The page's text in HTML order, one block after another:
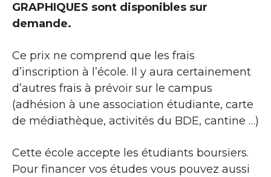
GRAPHIQUES sont disponibles sur
demande.
Ce prix ne comprend que les frais
d’inscription à l’école. Il y aura certainement
d’autres frais à prévoir sur le campus
(adhésion à une association étudiante, carte
de médiathèque, activités du BDE, cantine …)
Cette école accepte les étudiants boursiers.
Pour financer vos études vous pouvez aussi